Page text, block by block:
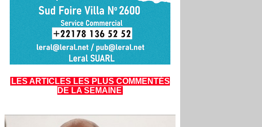
LES ARTICLES LES PLUS COMMENTÉS
DE LA SEMAINE